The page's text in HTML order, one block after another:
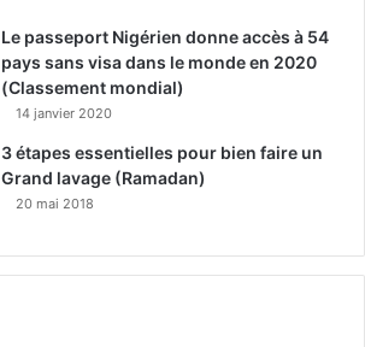
Le passeport Nigérien donne accès à 54
pays sans visa dans le monde en 2020
(Classement mondial)
14 janvier 2020
3 étapes essentielles pour bien faire un
Grand lavage (Ramadan)
20 mai 2018